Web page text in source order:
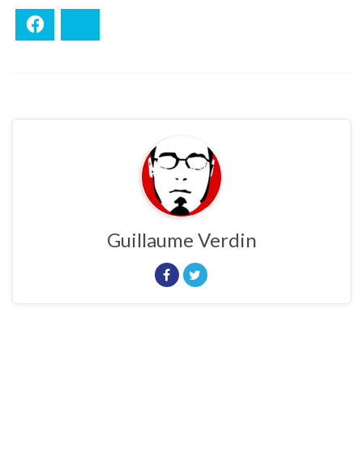
Guillaume Verdin